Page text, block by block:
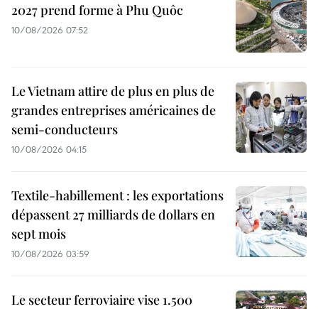
2027 prend forme à Phu Quôc
10/08/2026 07:52
Le Vietnam attire de plus en plus de
grandes entreprises américaines de
semi-conducteurs
10/08/2026 04:15
Textile-habillement : les exportations
dépassent 27 milliards de dollars en
sept mois
10/08/2026 03:59
Le secteur ferroviaire vise 1.500